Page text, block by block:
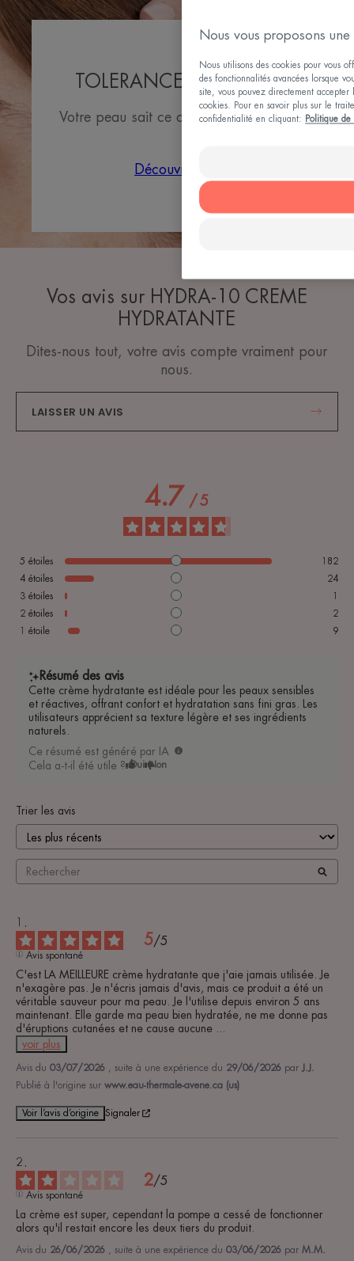
TOLERANCE HYDRA-10
Votre peau sait ce dont elle a besoin.
Découvrir
Vos avis sur HYDRA-10 CREME
HYDRATANTE
Dites-nous tout, votre avis compte vraiment pour
nous.
LAISSER UN AVIS
4.7 / 5
5 étoiles
182
4 étoiles
24
3 étoiles
2 étoiles
2
étoile 9
Résumé des avis
Cette crème hydratante est idéale pour les peaux sensibles
et réactives, offrant confort et hydratation sans fini gras. Les
utilisateurs apprécient sa texture légère et ses ingrédients
naturels.
Ce résumé est généré par IA
Cela a-t-il été utile ?
Oui Non
Trier les avis
5/5
Avis spontané
C'est LA MEILLEURE crème hydratante que j'aie jamais utilisée. Je
n'exagère pas. Je n'écris jamais d'avis, mais ce produit a été un
véritable sauveur pour ma peau. Je l'utilise depuis environ 5 ans
maintenant. Elle garde ma peau bien hydratée, ne me donne pas
d'éruptions cutanées et ne cause aucune
voir plus
Avis du 03/07/2026 , suite à une expérience du 29/06/2026 par
Publié à l'origine sur www.eau-thermale-avene.ca (us)
Voir l’avis d’origine Signaler
2/5
Avis spontané
La crème est super, cependant la pompe a cessé de fonctionner
alors qu'il restait encore les deux tiers du produit.
Avis du 26/06/2026 , suite à une expérience du 03/06/2026 par M.M.
Nous vous proposons
Nous utilisons des cookies pour vous
des fonctionnalités avancées lorsque
site, vous pouvez directement
cookies. Pour en savoir plus sur le
confidentialité en cliquant:
Politique